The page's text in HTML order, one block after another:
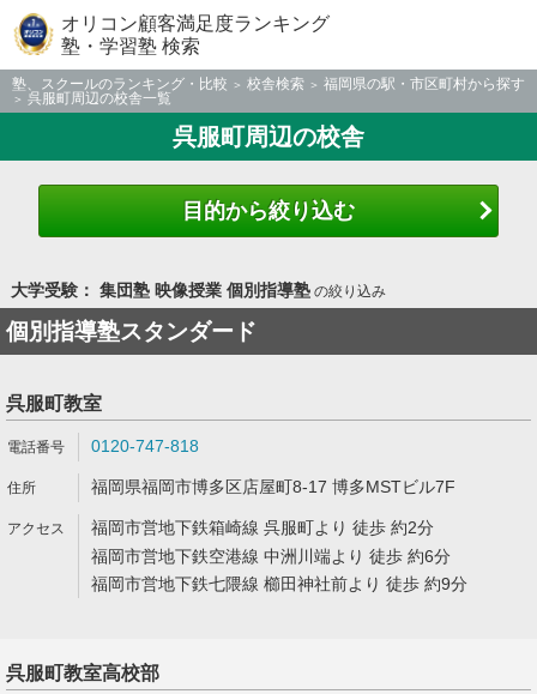
オリコン顧客満足度ランキング
塾・学習塾 検索
塾、スクールのランキング・比較 校舎検索
福岡県の駅・市区町村から探す
呉服町周辺の校舎一覧
呉服町周辺の校舎
目的から絞り込む
大学受験： 集団塾 映像授業 個別指導塾の絞り込み
個別指導塾スタンダード
呉服町教室
0120-747-818
福岡県福岡市博多区店屋町8-17 博多MSTビル7F
福岡市営地下鉄箱崎線 呉服町より 徒歩 約2分
福岡市営地下鉄空港線 中洲川端より 徒歩 約6分
福岡市営地下鉄七隈線 櫛田神社前より 徒歩 約9分
呉服町教室高校部